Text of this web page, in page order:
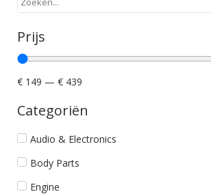
Prijs
€ 149 — € 439
Categoriën
Audio & Electronics
Body Parts
Engine